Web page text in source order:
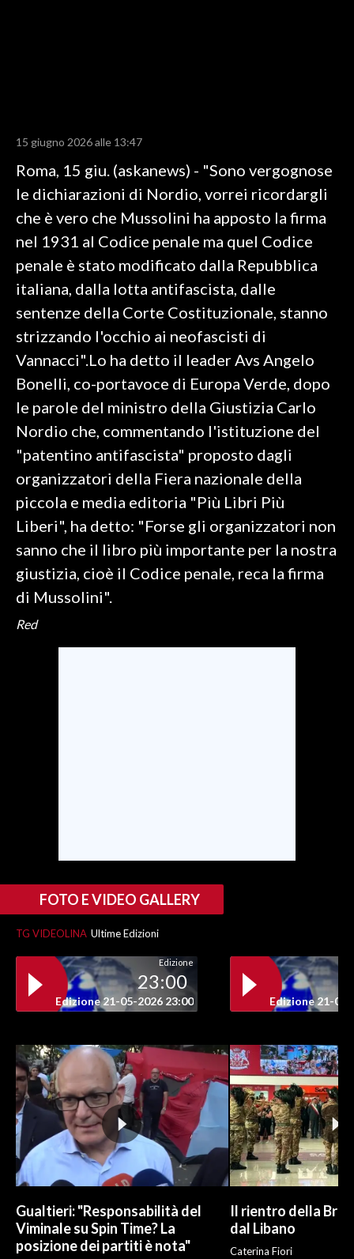
RISULTATI E CLASSIFICHE
CALCIO
CALCIO REGIONALE
BASKET
VOLLEY
MOTORI
TENNIS
ALTRI SPORT
SPETTACOLI
GOSSIP
SALUTE
SARDEGNA TURISMO
#CARAUNIONE
SPIAGGE
STORE
15 giugno 2026 alle 13:47
Roma, 15 giu. (askanews) - "Sono vergognose
le dichiarazioni di Nordio, vorrei ricordargli
che è vero che Mussolini ha apposto la firma
nel 1931 al Codice penale ma quel Codice
penale è stato modificato dalla Repubblica
italiana, dalla lotta antifascista, dalle
sentenze della Corte Costituzionale, stanno
strizzando l'occhio ai neofascisti di
Vannacci".Lo ha detto il leader Avs Angelo
Bonelli, co-portavoce di Europa Verde, dopo
le parole del ministro della Giustizia Carlo
Nordio che, commentando l'istituzione del
"patentino antifascista" proposto dagli
organizzatori della Fiera nazionale della
piccola e media editoria "Più Libri Più
Liberi", ha detto: "Forse gli organizzatori non
sanno che il libro più importante per la nostra
giustizia, cioè il Codice penale, reca la firma
di Mussolini".
Red
FOTO E VIDEO GALLERY
TG VIDEOLINA Ultime Edizioni
Edizione
23:00
Edizione 21-05-2026 23:00 Edizione 21-05-
Gualtieri: "Responsabilità del
Viminale su Spin Time? La
posizione dei partiti è nota"
Il rientro della
dal Libano
Caterina Fiori